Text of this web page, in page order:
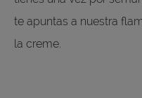
te apuntas a nuestra
la creme.